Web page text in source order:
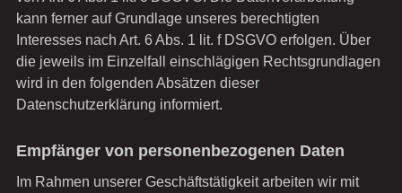
kann ferner auf Grundlage unseres berechtigten
Interesses nach Art. 6 Abs. 1 lit. f DSGVO erfolgen. Über
die jeweils im Einzelfall einschlägigen Rechtsgrundlagen
wird in den folgenden Absätzen dieser
Datenschutzerklärung informiert.
Empfänger von personenbezogenen Daten
Im Rahmen unserer Geschäftstätigkeit arbeiten wir mit